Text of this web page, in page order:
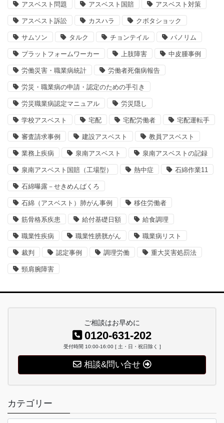
アスベスト問題 アスベスト国賠 アスベスト対策
アスベスト訴訟 カスハラ クボタショック
サムソン タルク チョンテイル パノリム
プラットフォームワーカー 上肢障害 中皮腫事例
労働災害・職業病統計 労働者死傷病報告
労災・職業病の申請・認定のための手引き
労災職業病認定マニュアル 労災隠し
学校アスベスト 宅配 宅配労働者 宅配運転手
審査請求事例 建設アスベスト 教員アスベスト
業務上疾病 泉南アスベスト 泉南アスベストの記録
泉南アスベスト国賠（工場型） 熱中症 石綿作業11
石綿曝露－せきめんばくろ
石綿（アスベスト）肺がん事例 移住労働者
筋骨格系疾患 給付基礎日額 給食調理
職業性疾病 職業性膀胱がん 職業病リスト
裁判 認定事例 調理労働 重大災害処罰法
頸肩腕障害
ご相談はお早めに
0120-631-202
受付時間 10:00-16:00 [ 土・日・祝日除く ]
相談&問い合せ
カテゴリー